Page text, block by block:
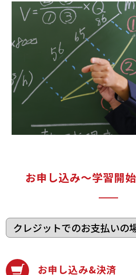
お申し込み〜学習開
お申し込み&決済